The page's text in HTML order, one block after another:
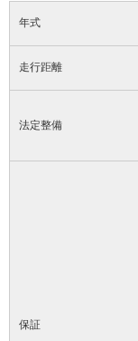
年式
走行距離
法定整備
保証